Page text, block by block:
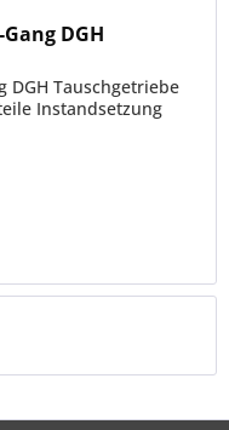
DGH
DGH Tauschgetriebe
Instandsetzung